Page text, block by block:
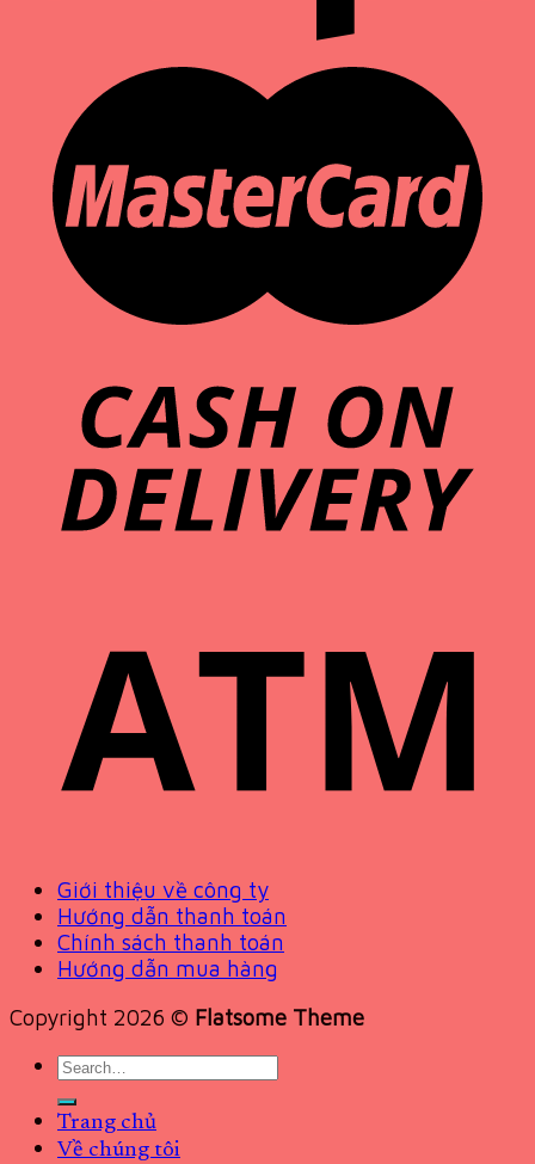
Giới thiệu về công ty
Hướng dẫn thanh toán
Chính sách thanh toán
Hướng dẫn mua hàng
Copyright 2026 © Flatsome Theme
Search
Trang chủ
Về chúng tôi